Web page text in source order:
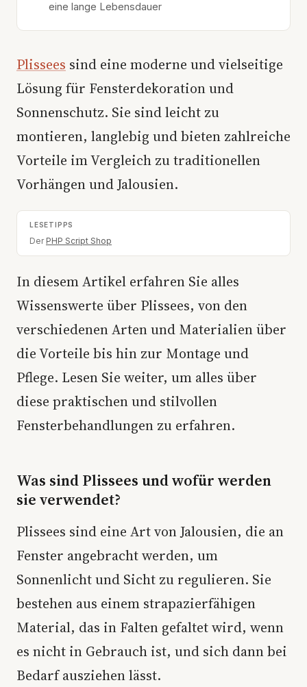
eine lange Lebensdauer
Plissees sind eine moderne und vielseitige
Lösung für Fensterdekoration und
Sonnenschutz. Sie sind leicht zu
montieren, langlebig und bieten zahlreiche
Vorteile im Vergleich zu traditionellen
Vorhängen und Jalousien.
Der PHP Script Shop
In diesem Artikel erfahren Sie alles
Wissenswerte über Plissees, von den
verschiedenen Arten und Materialien über
die Vorteile bis hin zur Montage und
Pflege. Lesen Sie weiter, um alles über
diese praktischen und stilvollen
Fensterbehandlungen zu erfahren.
Was sind Plissees und wofür werden
sie verwendet?
Plissees sind eine Art von Jalousien, die an
Fenster angebracht werden, um
Sonnenlicht und Sicht zu regulieren. Sie
bestehen aus einem strapazierfähigen
Material, das in Falten gefaltet wird, wenn
es nicht in Gebrauch ist, und sich dann bei
Bedarf ausziehen lässt.